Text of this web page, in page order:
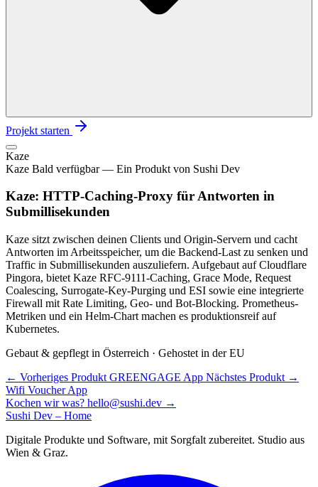
Projekt starten
Kaze
Kaze Bald verfügbar — Ein Produkt von Sushi Dev
Kaze: HTTP-Caching-Proxy für Antworten in
Submillisekunden
Kaze sitzt zwischen deinen Clients und Origin-Servern und cacht
Antworten im Arbeitsspeicher, um die Backend-Last zu senken und
Traffic in Submillisekunden auszuliefern. Aufgebaut auf Cloudflare
Pingora, bietet Kaze RFC-9111-Caching, Grace Mode, Request
Coalescing, Surrogate-Key-Purging und ESI sowie eine integrierte
Firewall mit Rate Limiting, Geo- und Bot-Blocking. Prometheus-
Metriken und ein Helm-Chart machen es produktionsreif auf
Kubernetes.
Gebaut & gepflegt in Österreich · Gehostet in der EU
← Vorheriges Produkt GREENGAGE App Nächstes Produkt →
Wifi Voucher App
Kochen wir was? hello@sushi.dev →
Sushi Dev – Home
Digitale Produkte und Software, mit Sorgfalt zubereitet. Studio aus
Wien & Graz.